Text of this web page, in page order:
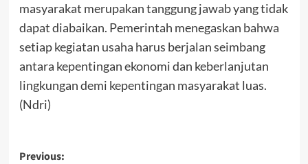
masyarakat merupakan tanggung jawab yang tidak
dapat diabaikan. Pemerintah menegaskan bahwa
setiap kegiatan usaha harus berjalan seimbang
antara kepentingan ekonomi dan keberlanjutan
lingkungan demi kepentingan masyarakat luas.
(Ndri)
Previous: